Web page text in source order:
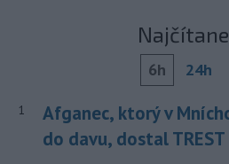
6h 24h
1
Afganec, ktorý v
do davu, dostal TREST